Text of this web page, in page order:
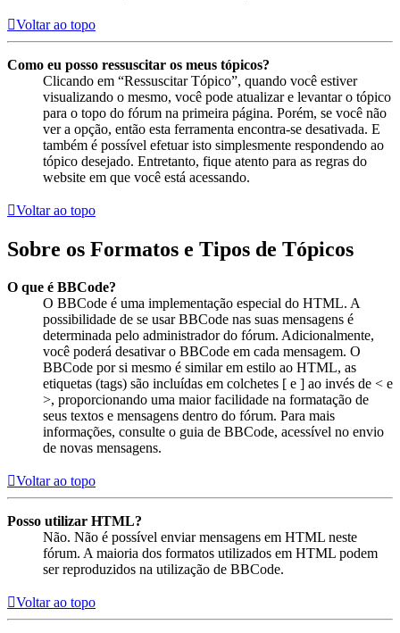
Voltar ao topo
Como eu posso ressuscitar os meus tópicos?
Clicando em “Ressuscitar Tópico”, quando você estiver
visualizando o mesmo, você pode atualizar e levantar o tópico
para o topo do fórum na primeira página. Porém, se você não
ver a opção, então esta ferramenta encontra-se desativada. E
também é possível efetuar isto simplesmente respondendo ao
tópico desejado. Entretanto, fique atento para as regras do
website em que você está acessando.
Voltar ao topo
Sobre os Formatos e Tipos de Tópicos
O que é BBCode?
O BBCode é uma implementação especial do HTML. A
possibilidade de se usar BBCode nas suas mensagens é
determinada pelo administrador do fórum. Adicionalmente,
você poderá desativar o BBCode em cada mensagem. O
BBCode por si mesmo é similar em estilo ao HTML, as
etiquetas (tags) são incluídas em colchetes [ e ] ao invés de < e
>, proporcionando uma maior facilidade na formatação de
seus textos e mensagens dentro do fórum. Para mais
informações, consulte o guia de BBCode, acessível no envio
de novas mensagens.
Voltar ao topo
Posso utilizar HTML?
Não. Não é possível enviar mensagens em HTML neste
fórum. A maioria dos formatos utilizados em HTML podem
ser reproduzidos na utilização de BBCode.
Voltar ao topo